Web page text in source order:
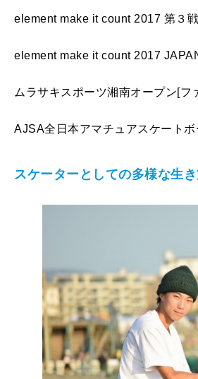
element make it count 2017 第３
element make it count 2017
ムラサキスポーツ湘南オープン[フ
AJSA全日本アマチュアスケート
スケーターとしての多様な生